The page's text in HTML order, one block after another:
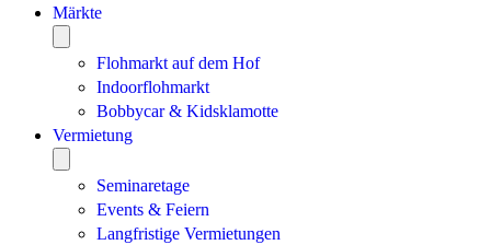
Märkte
Flohmarkt auf dem Hof
Indoorflohmarkt
Bobbycar & Kidsklamotte
Vermietung
Seminaretage
Events & Feiern
Langfristige Vermietungen